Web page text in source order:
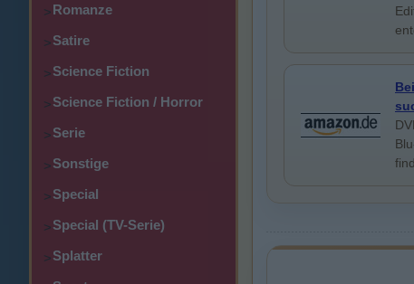
>Romanze
>Satire
>Science Fiction
>Science Fiction / Horror
>Serie
>Sonstige
>Special
>Special (TV-Serie)
>Splatter